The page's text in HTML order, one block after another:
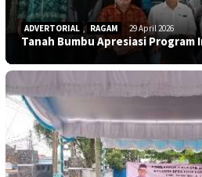
ADVERTORIAL , RAGAM 29 April 2026
Tanah Bumbu Apresiasi Program